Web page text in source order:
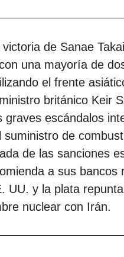
de Sanae
una mayoría de
el frente
británico Keir
escándalos
suministro de
de las sanciones
a sus bancos
UU. y la plata
nuclear con Irán.